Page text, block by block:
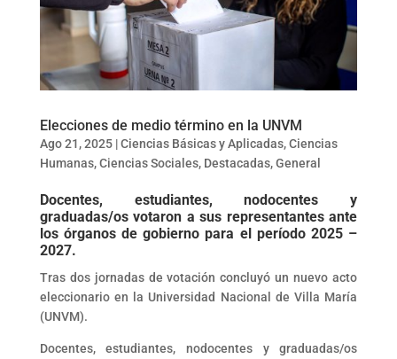
Elecciones de medio término en la UNVM
Ago 21, 2025|Ciencias Básicas y Aplicadas,Ciencias
Humanas,Ciencias Sociales, Destacadas,General
Docentes, estudiantes, nodocentes y
graduadas/os votaron a sus representantes ante
los órganos de gobierno para el período 2025 –
2027.
Tras dos jornadas de votación concluyó un nuevo acto
eleccionario en la Universidad Nacional de Villa María
(UNVM).
Docentes, estudiantes, nodocentes y graduadas/os